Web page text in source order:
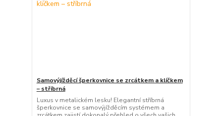
Samovýjížděcí šperkovnice se zrcátkem a klíčkem
– stříbrná
Luxus v metalickém lesku! Elegantní stříbrná
šperkovnice se samovýjížděcím systémem a